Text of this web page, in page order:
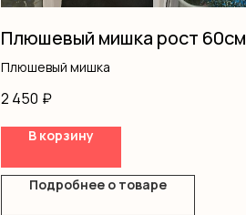
Плюшевый мишка рост 60см
Плюшевый мишка
2 450 ₽
В корзину
Подробнее о товаре